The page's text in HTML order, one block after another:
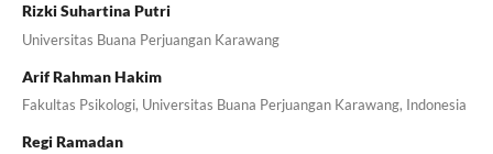
Rizki Suhartina Putri
Universitas Buana Perjuangan Karawang
Arif Rahman Hakim
Fakultas Psikologi, Universitas Buana Perjuangan Karawang, Indonesia
Regi Ramadan